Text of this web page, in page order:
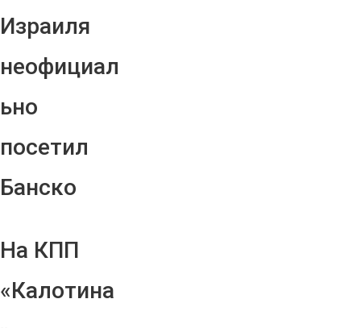
Израиля
неофициал
ьно
посетил
Банско
На КПП
«Калотина